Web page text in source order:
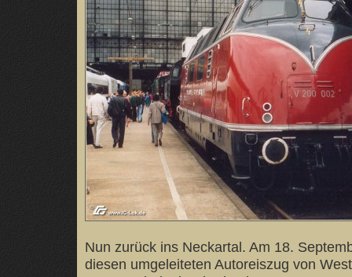
Nun zurück ins Neckartal. Am 18.
diesen umgeleiteten Autoreiszug von